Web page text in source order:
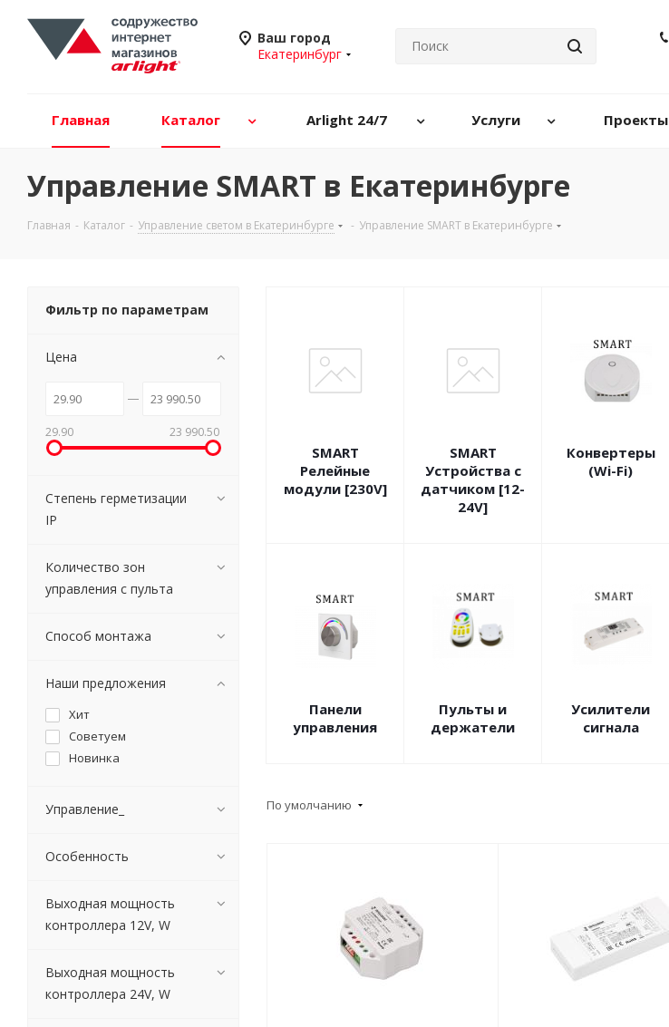
Ваш город
Екатеринбург
Главная Каталог Arlight 24/7 Услуги Проекты
Управление SMART в Екатеринбурге
Главная - Каталог - Управление светом в Екатеринбурге - Управление SMART в Екатеринбурге
SMART
Релейные
модули [230V]
SMART
Устройства с
датчиком [12-
24V]
Конвертеры
(Wi-Fi)
Панели
управления
Пульты и
держатели
Усилители
сигнала
По умолчанию
Фильтр по параметрам
Цена
29.90 23 990.50
Степень герметизации
IP
Количество зон
управления с пульта
Способ монтажа
Наши предложения
Хит
Советуем
Новинка
Управление_
Особенность
Выходная мощность
контроллера 12V, W
Выходная мощность
контроллера 24V, W